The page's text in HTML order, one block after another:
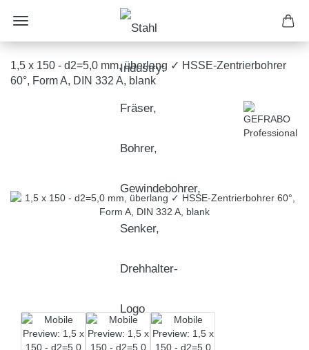
1,5 x 150 - d2=5,0 mm, überlang ✓ HSSE-Zentrierbohrer
60°, Form A, DIN 332 A, blank